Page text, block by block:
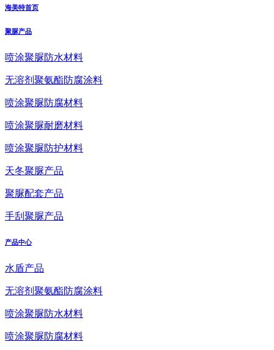
海美特首页
聚脲产品
喷涂聚脲防水材料
无溶剂聚氨酯防腐涂料
喷涂聚脲防腐材料
喷涂聚脲耐磨材料
喷涂聚脲防护材料
天冬聚脲产品
聚脲配套产品
手刮聚脲产品
产品中心
水盾产品
无溶剂聚氨酯防腐涂料
喷涂聚脲防水材料
喷涂聚脲防腐材料